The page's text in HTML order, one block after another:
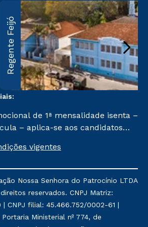
Regente Feijó
de 1ª mensalidade isenta –
– aplica-se aos candidatos
agendada, que ofertam bolsas
que ainda não tenham efetivado
ou trancado sua
das Instituições da Cruzeiro do
período de um ano. Tais
aplicam aos cursos de Medicina, e
vigentes
Nossa Senhora do Patrocínio LTDA
reservados. CNPJ Matriz:
CNPJ filial: 45.466.752/0002-61 |
Ministerial nº 774, de